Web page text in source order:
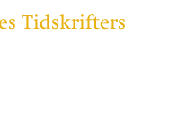
Tidskrifters